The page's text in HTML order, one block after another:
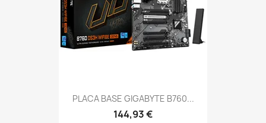
PLACA BASE GIGABYTE B760...
144,93 €